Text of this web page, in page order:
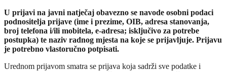
U prijavi na javni natječaj obavezno se navode osobni podaci
podnositelja prijave (ime i prezime, OIB, adresa stanovanja,
broj telefona i/ili mobitela, e-adresa; isključivo za potrebe
postupka) te naziv radnog mjesta na koje se prijavljuje. Prijavu
je potrebno vlastoručno potpisati.
Urednom prijavom smatra se prijava koja sadrži sve podatke i